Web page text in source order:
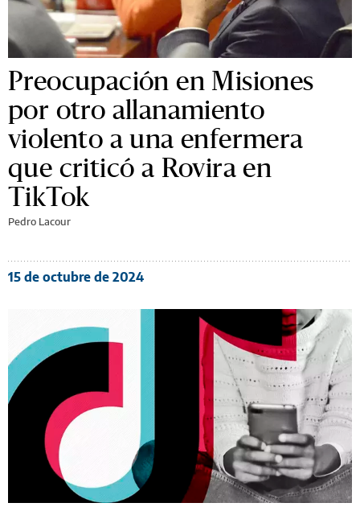
Preocupación en Misiones
por otro allanamiento
violento a una enfermera
que criticó a Rovira en
TikTok
Pedro Lacour
15 de octubre de 2024